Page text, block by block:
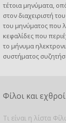
τέτοια μηνύματα,
στον διαχειριστή
του μηνύματος που
κεφαλίδες που
το μήνυμα
συστήματος
Φίλοι και εχθροί
Τι είναι η λίστα